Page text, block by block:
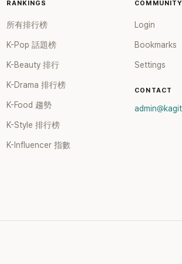
RANKINGS
所有排行榜
K-Pop 話題榜
K-Beauty 排行
K-Drama 排行榜
K-Food 趨勢
K-Style 排行榜
K-Influencer 指數
COMMUNITY
Login
Bookmarks
Settings
CONTACT